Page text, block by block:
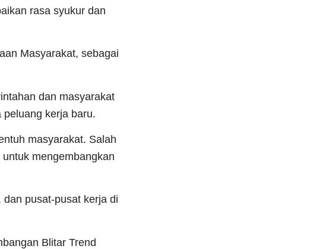
rasa syukur dan
Masyarakat, sebagai
dan masyarakat
kerja baru.
masyarakat. Salah
mengembangkan
pusat-pusat kerja di
Blitar Trend